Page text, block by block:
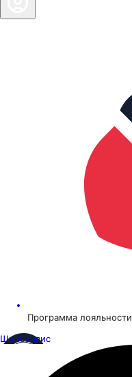
Программа лояльности
Шинсервис